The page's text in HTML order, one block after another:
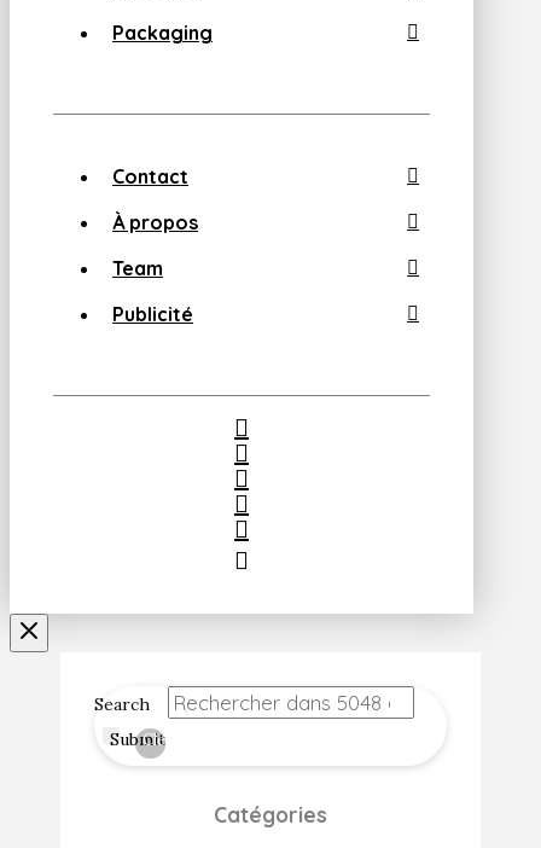
Packaging
Contact
À propos
Team
Publicité
Search
Submit
Clear
Catégories